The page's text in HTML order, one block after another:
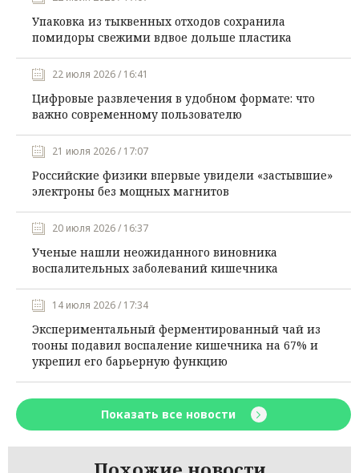
Упаковка из тыквенных отходов сохранила
помидоры свежими вдвое дольше пластика
22 июля 2026 / 16:41
Цифровые развлечения в удобном формате: что
важно современному пользователю
21 июля 2026 / 17:07
Российские физики впервые увидели «застывшие»
электроны без мощных магнитов
20 июля 2026 / 16:37
Ученые нашли неожиданного виновника
воспалительных заболеваний кишечника
14 июля 2026 / 17:34
Экспериментальный ферментированный чай из
тооны подавил воспаление кишечника на 67% и
укрепил его барьерную функцию
Показать все новости